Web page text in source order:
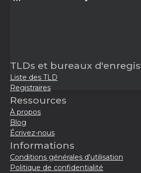
TLDs et bureaux
Liste des TLD
Registraires
Ressources
À propos
Blog
Écrivez-nous
Informations
Conditions générales d'utilisation
Politique de confidentialité